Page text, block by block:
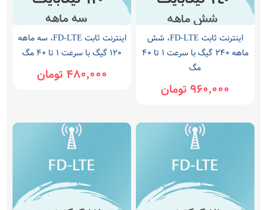
اینترنت ثابت FD-LTE، شش
ماهه 240 گیگ با سرعت ۱ تا ۴۰
مگ
960,000 تومان
اینترنت ثابت FD-LTE، سه ماهه
120 گیگ با سرعت ۱ تا ۴۰ مگ
480,000 تومان